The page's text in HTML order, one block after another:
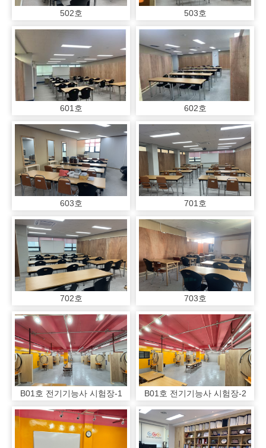
502호 503호
601호 602호
603호 701호
702호 703호
B01호 전기기능사 시험장-1 B01호 전기기능사 시험장-2